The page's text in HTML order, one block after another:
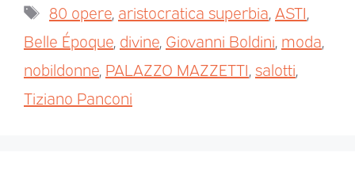
80 opere aristocratica superbia ASTI
Belle Époque divine Giovanni Boldini moda
nobildonne PALAZZO MAZZETTI salotti
Tiziano Panconi